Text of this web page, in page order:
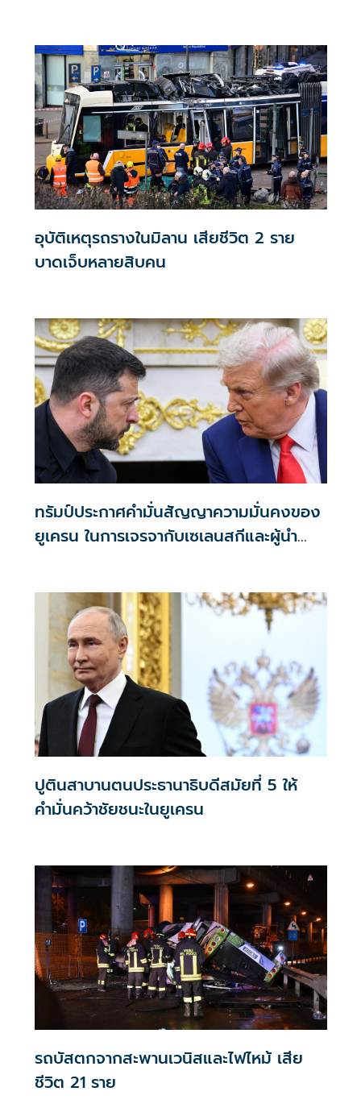
อุบัติเหตุรถรางในมิลาน เสียชีวิต 2 ราย
บาดเจ็บหลายสิบคน
ทรัมป์ประกาศคำมั่นสัญญาความมั่นคงของ
ยูเครน ในการเจรจากับเซเลนสกีและผู้นำ
ปูตินสาบานตนประธานาธิบดีสมัยที่ 5 ให้
คำมั่นคว้าชัยชนะในยูเครน
รถบัสตกจากสะพานเวนิสและไฟไหม้ เสีย
ชีวิต 21 ราย